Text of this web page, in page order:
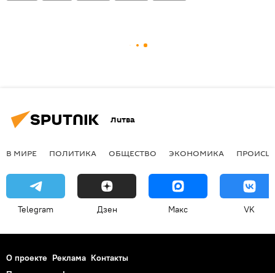
Литва
В МИРЕ ПОЛИТИКА ОБЩЕСТВО ЭКОНОМИКА
Telegram Дзен Макс VK
О проекте Реклама Контакты